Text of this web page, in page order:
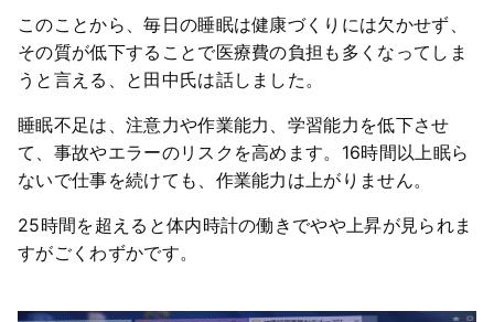
このことから、毎日の睡眠は健康づくりには欠かせず、
その質が低下することで医療費の負担も多くなってしま
うと言える、と田中氏は話しました。
睡眠不足は、注意力や作業能力、学習能力を低下させ
て、事故やエラーのリスクを高めます。16時間以上眠ら
ないで仕事を続けても、作業能力は上がりません。
25時間を超えると体内時計の働きでやや上昇が見られま
すがごくわずかです。